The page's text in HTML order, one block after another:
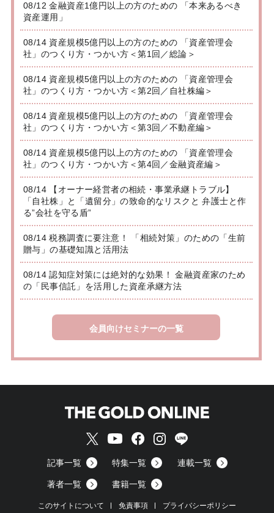
08/12 金融資産1億円以上の方のための 「本来あるべき
資産運用」
08/14 資産規模5億円以上の方のための 「資産管理会
社」のつくり方・つかい方＜第1回／総論＞
08/14 資産規模5億円以上の方のための 「資産管理会
社」のつくり方・つかい方＜第2回／自社株編＞
08/14 資産規模5億円以上の方のための 「資産管理会
社」のつくり方・つかい方＜第3回／不動産編＞
08/14 資産規模5億円以上の方のための 「資産管理会
社」のつくり方・つかい方＜第4回／金融資産編＞
08/14 【オーナー経営者の相続・事業承継トラブル】
「自社株」と「遺留分」の致命的なリスクと 弁護士と作
る”会社を守る盾”
08/14 税務調査に要注意！ 「相続対策」のための「生前
贈与」の基礎知識と活用法
08/14 認知症対策には絶対的な効果！ 金融資産家のため
の「民事信託」を活用した資産承継方法
会員向けセミナーの一覧
記事一覧 特集一覧 連載一覧
著者一覧 書籍一覧
このサイトについて 免責事項 プライバシーポリシー